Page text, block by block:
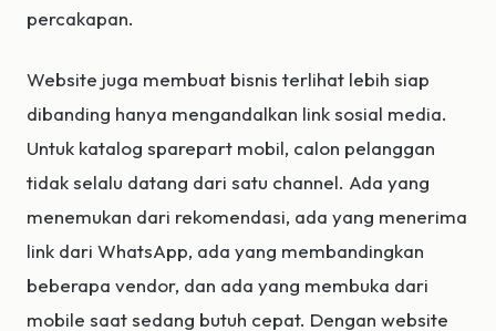
percakapan.
Website juga membuat bisnis terlihat lebih siap
dibanding hanya mengandalkan link sosial media.
Untuk katalog sparepart mobil, calon pelanggan
tidak selalu datang dari satu channel. Ada yang
menemukan dari rekomendasi, ada yang menerima
link dari WhatsApp, ada yang membandingkan
beberapa vendor, dan ada yang membuka dari
mobile saat sedang butuh cepat. Dengan website